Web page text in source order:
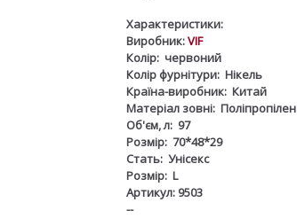
Характеристики:
Виробник:VIF
Колір: червоний
Колір фурнітури: Нікель
Країна-виробник: Китай
Матеріал зовні: Поліпропілен
Об'єм, л: 97
Розмір: 70*48*29
Стать: Унісекс
Розмір: L
Артикул: 9503
--